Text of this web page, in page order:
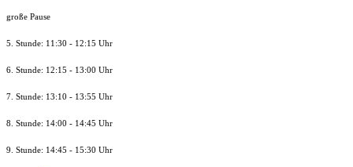
große Pause
5. Stunde: 11:30 - 12:15 Uhr
6. Stunde: 12:15 - 13:00 Uhr
7. Stunde: 13:10 - 13:55 Uhr
8. Stunde: 14:00 - 14:45 Uhr
9. Stunde: 14:45 - 15:30 Uhr